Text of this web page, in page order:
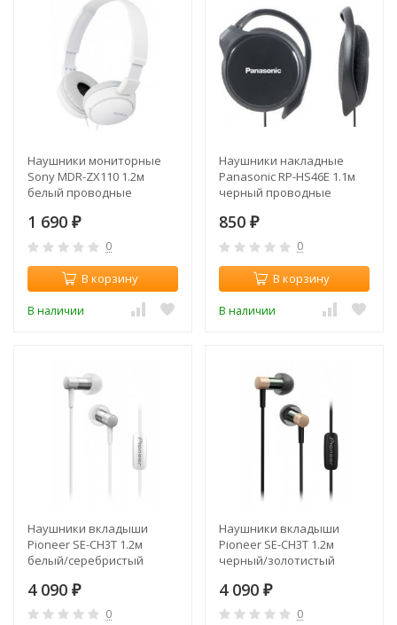
Наушники мониторные
Sony MDR-ZX110 1.2м
белый проводные
1 690 ₽
0
В корзину
В наличии
Наушники накладные
Panasonic RP-HS46E 1.1м
черный проводные
HS46E-K)
850 ₽
0
В корзину
В наличии
Наушники вкладыши
Pioneer SE-CH3T 1.2м
белый/серебристый
раковине (SE-CH3T-S)
4 090 ₽
0
Наушники вкладыши
Pioneer SE-CH3T 1.2м
черный/золотистый
раковине (SE-CH3T-G)
4 090 ₽
0